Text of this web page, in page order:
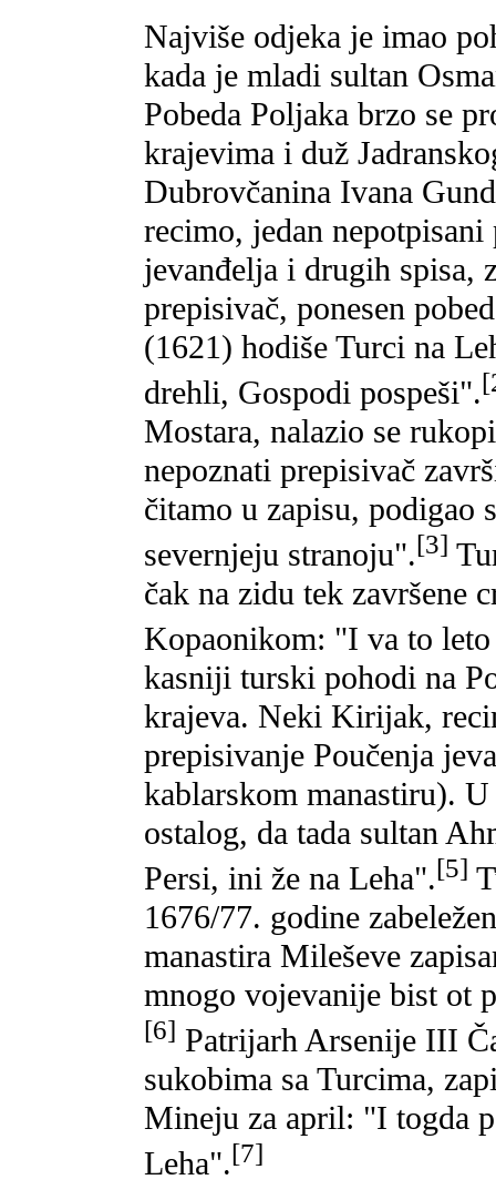
Najviše odjeka je imao
kada je mladi sultan
Pobeda Poljaka brzo se
krajevima i duž
Dubrovčanina Ivana
recimo, jedan
jevanđelja i drugih spisa,
prepisivač, ponesen
(1621) hodiše Turci na
drehli, Gospodi pospeši".
Mostara, nalazio se
nepoznati prepisivač
čitamo u zapisu, podigao
severnjeju stranoju".[3]
čak na zidu tek završene
Kopaonikom: "I va to
kasniji turski pohodi na
krajeva. Neki Kirijak,
prepisivanje Poučenja
kablarskom manastiru).
ostalog, da tada sultan
Persi, ini že na Leha".[5]
1676/77. godine
manastira Mileševe
mnogo vojevanije bist ot
[6] Patrijarh Arsenije III
sukobima sa Turcima,
Mineju za april: "I togda
Leha".[7]